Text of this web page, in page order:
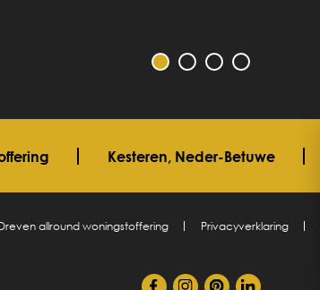
Kesteren, Neder-Betuwe
allround woningstoffering Privacyverklaring